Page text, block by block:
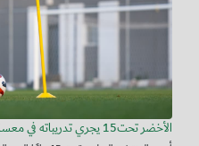
الأخضر تحت15 يجري تدريباته في معسكر أبها